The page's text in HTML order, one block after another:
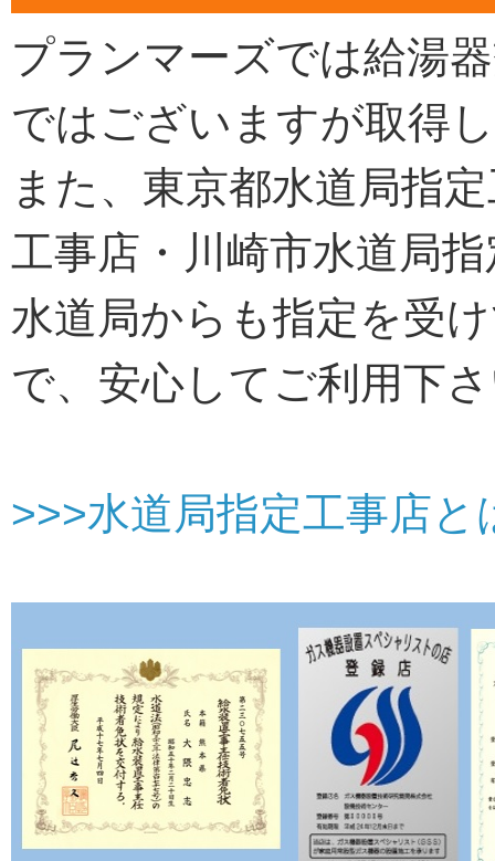
プランマーズでは給湯
ではございますが取得
また、東京都水道局指
工事店・川崎市水道局
水道局からも指定を受
で、安心してご利用下
>>>水道局指定工事店と